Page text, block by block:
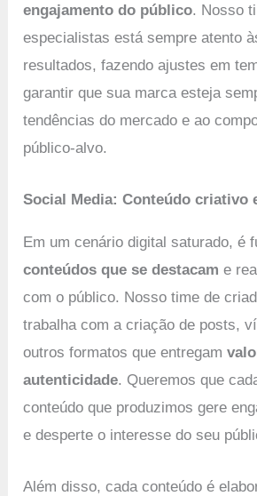
engajamento do público. Nosso
especialistas está sempre atento
resultados, fazendo ajustes em
garantir que sua marca esteja
tendências do mercado e ao
público-alvo.
Social Media: Conteúdo criativo
Em um cenário digital saturado, é
conteúdos que se destacam e
com o público. Nosso time de
trabalha com a criação de posts,
outros formatos que entregam
autenticidade. Queremos que
conteúdo que produzimos gere
e desperte o interesse do seu
Além disso, cada conteúdo é